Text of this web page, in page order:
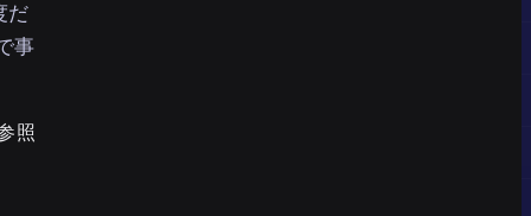
だ
事
照